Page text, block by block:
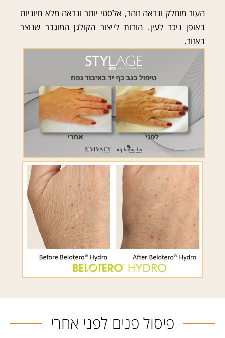
העור מוחלק ונראה זוהר, אלסטי יותר ונראה מלא חיוניות
באופן ניכר לעין. הודות לייצור הקולגן המוגבר שנוצר
באזור.
פיסול פנים לפני אחרי